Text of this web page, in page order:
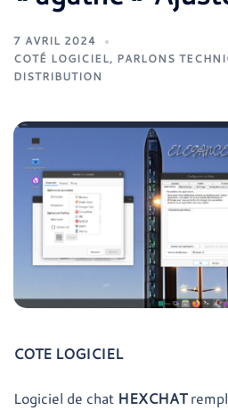
7 AVRIL 2024
COTÉ LOGICIEL, PARLONS
DISTRIBUTION
COTE LOGICIEL
Logiciel de chat HEXCHAT